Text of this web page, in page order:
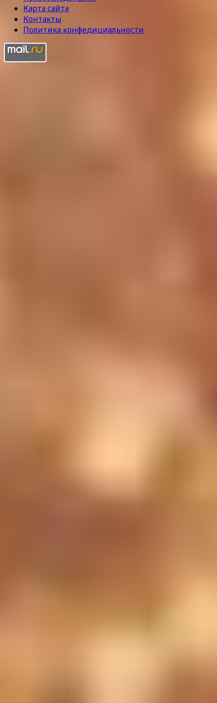
Карта сайта
Контакты
Политика конфедициальности